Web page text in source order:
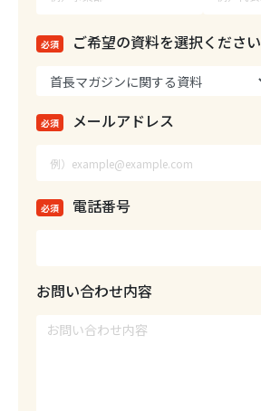
必須 ご希望の資料を選択ください
必須 メールアドレス
必須 電話番号
お問い合わせ内容